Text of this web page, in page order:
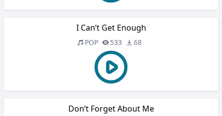
I Can’t Get Enough
POP 533 68
Don’t Forget About Me